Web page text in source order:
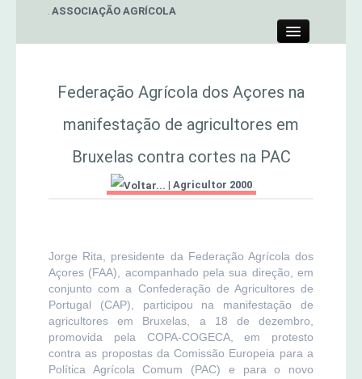
Concursos Micaelenses
Publicações AASM
DA ASSOCIAÇÃO AGRÍCOLA
MERCADO AGRÍCOLA DE SANTANA
Federação Agrícola dos Açores na
manifestação de agricultores em
Bruxelas contra cortes na PAC
| Agricultor 2000
Jorge Rita, presidente da Federação Agrícola dos
Açores (FAA), acompanhado pela sua direção, em
conjunto com a Confederação de Agricultores de
Portugal (CAP), participou na manifestação de
agricultores em Bruxelas, a 18 de dezembro,
promovida pela COPA-COGECA, em protesto
contra as propostas da Comissão Europeia para a
Política Agrícola Comum (PAC) e para o novo